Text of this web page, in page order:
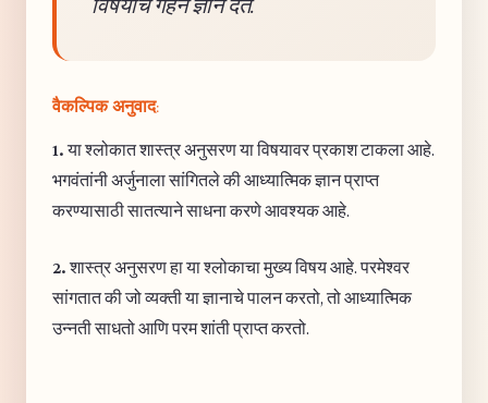
वैकल्पिक अनुवाद:
1.या श्लोकात शास्त्र अनुसरण या विषयावर प्रकाश टाकला आहे.
भगवंतांनी अर्जुनाला सांगितले की आध्यात्मिक ज्ञान प्राप्त
करण्यासाठी सातत्याने साधना करणे आवश्यक आहे.
2.शास्त्र अनुसरण हा या श्लोकाचा मुख्य विषय आहे. परमेश्वर
सांगतात की जो व्यक्ती या ज्ञानाचे पालन करतो, तो आध्यात्मिक
उन्नती साधतो आणि परम शांती प्राप्त करतो.